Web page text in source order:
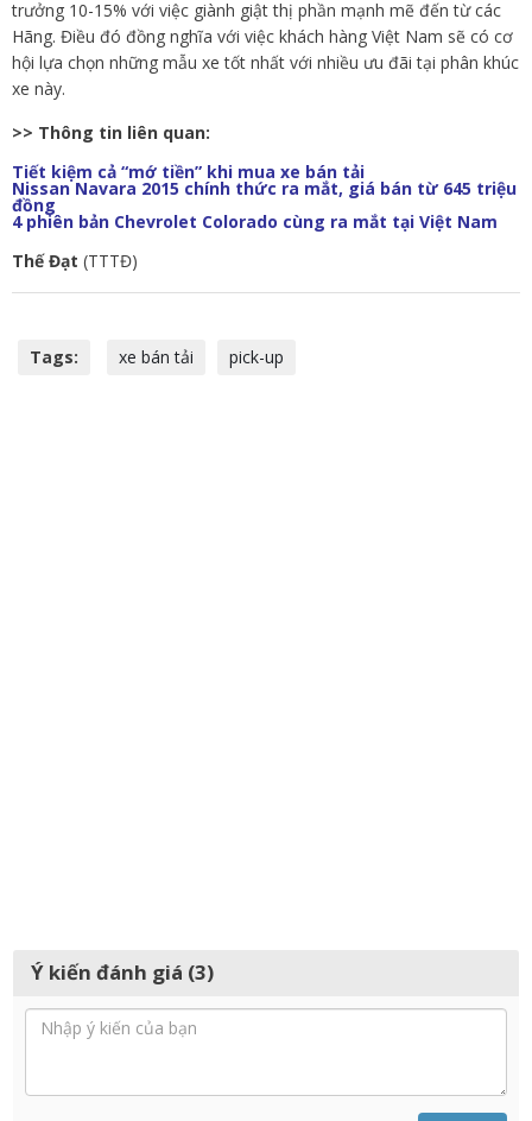
trưởng 10-15% với việc giành giật thị phần mạnh mẽ đến từ các
Hãng. Điều đó đồng nghĩa với việc khách hàng Việt Nam sẽ có cơ
hội lựa chọn những mẫu xe tốt nhất với nhiều ưu đãi tại phân khúc
xe này.
>> Thông tin liên quan:
Tiết kiệm cả “mớ tiền” khi mua xe bán tải
Nissan Navara 2015 chính thức ra mắt, giá bán từ 645 triệu
đồng
4 phiên bản Chevrolet Colorado cùng ra mắt tại Việt Nam
Thế Đạt (TTTĐ)
Tags: xe bán tải pick-up
Ý kiến đánh giá (3)